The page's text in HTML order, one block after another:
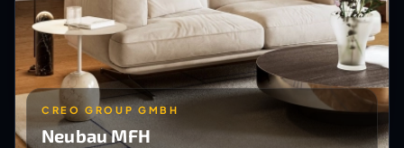
CREO GROUP GMBH
Neubau MFH